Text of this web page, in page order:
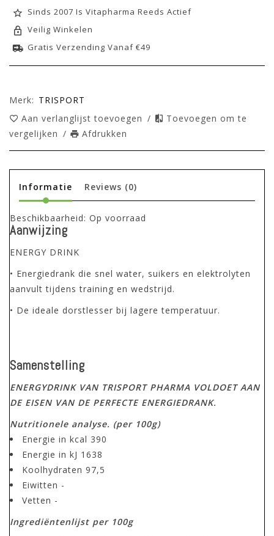
Sinds 2007 Is Vitapharma Reeds Actief
Veilig Winkelen
Gratis Verzending Vanaf €49
Merk: TRISPORT
Aan verlanglijst toevoegen /
Toevoegen om te
vergelijken / Afdrukken
Informatie Reviews (0)
Beschikbaarheid: Op voorraad
Aanwijzing
ENERGY DRINK
• Energiedrank die snel water, suikers en elektrolyten
aanvult tijdens training en wedstrijd.
• De ideale dorstlesser bij lagere temperatuur.
Samenstelling
ENERGYDRINK VAN TRISPORT PHARMA VOLDOET AAN
DE EISEN VAN DE PERFECTE ENERGIEDRANK.
Nutritionele analyse. (per 100g)
Energie in kcal 390
Energie in kJ 1638
Koolhydraten 97,5
Eiwitten -
Vetten -
Ingrediëntenlijst per 100g